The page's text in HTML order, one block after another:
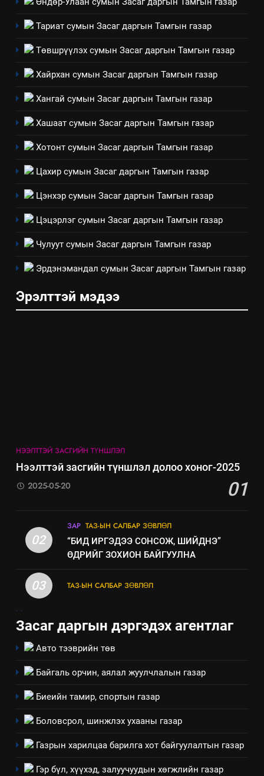
Төрийн албаны зөвлөлийн
зөвлөлийн 2025 оны үйл
ажиллагааны жилийн
5
“Шинэтгэлээр түүчээлсэн
салбар зөвлөл” аяны хүрээнд
хэмжээний төлөвлөгөө
6
аудитын дүгнэлт
ИЛ ТОД БАЙДАЛ
7
Үйл ажиллагаандаа мөрдөж
ИЛ ТОД БАЙДАЛ
8
Тариат сумын Засаг даргын Тамгын газар
Төвшрүүлэх сумын Засаг даргын Тамгын газар
Хайрхан сумын Засаг даргын Тамгын газар
Хангай сумын Засаг даргын Тамгын газар
Хашаат сумын Засаг даргын Тамгын газар
Хотонт сумын Засаг даргын Тамгын газар
Цахир сумын Засаг даргын Тамгын газар
Цэнхэр сумын Засаг даргын Тамгын газар
Цэцэрлэг сумын Засаг даргын Тамгын газар
Чулуут сумын Засаг даргын Тамгын газар
Эрдэнэмандал сумын Засаг даргын Тамгын газар
Эрэлттэй мэдээ
НЭЭЛТТЭЙ ЗАСГИЙН ТҮНШЛЭЛ
Нээлттэй засгийн түншлэл долоо хоног-2025
01
2025-05-20
02
ЗАР ТАЗ-ЫН САЛБАР ЗӨВЛӨЛ
“БИД ИРГЭДЭЭ СОНСОЖ, ШИЙДНЭ”
ӨДРИЙГ ЗОХИОН БАЙГУУЛНА
03 ТАЗ-ЫН САЛБАР ЗӨВЛӨЛ
. .
Засаг даргын дэргэдэх агентлаг
Авто тээврийн төв
Байгаль орчин, аялал жуулчлалын газар
Биеийн тамир, спортын газар
Боловсрол, шинжлэх ухааны газар
Газрын харилцаа барилга хот байгуулалтын газар
Гэр бүл, хүүхэд, залуучуудын хөгжлийн газар
5
салбар зөвлөл” аяны хүрээнд
хэмжээний төлөвлөгөө
6
аудитын дүгнэлт
ИЛ ТОД БАЙДАЛ
Үйл ажиллагаандаа мөрдөж